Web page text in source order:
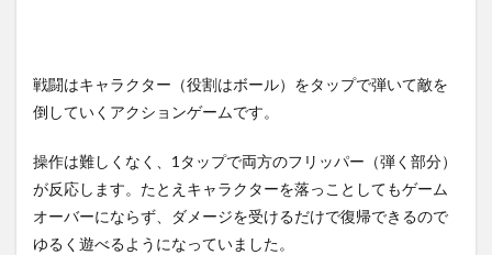
キャ
ラを
ガン
育て
よ
戦闘はキャラクター（役割はボール）をタップで弾いて敵を
倒していくアクションゲームです。
操作は難しくなく、1タップで両方のフリッパー（弾く部分）
が反応します。たとえキャラクターを落っことしてもゲーム
オーバーにならず、ダメージを受けるだけで復帰できるので
ゆるく遊べるようになっていました。